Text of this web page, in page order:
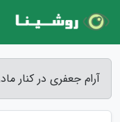
آرام جعفری در کنار